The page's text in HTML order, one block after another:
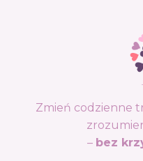
Zmień codzienne
– bez